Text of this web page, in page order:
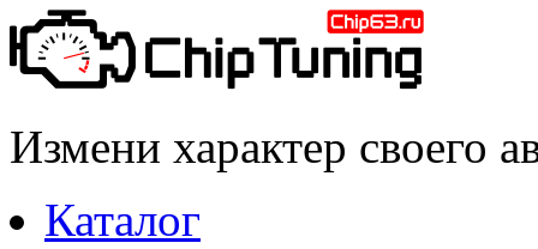
Измени характер своего
Каталог